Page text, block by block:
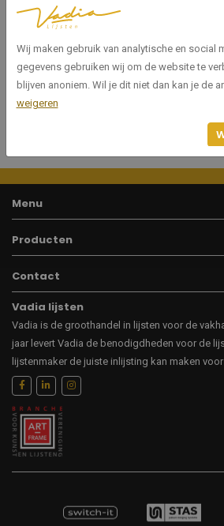
Specificaties
Artikelnummer
Menu
Producten
Contact
Vadia lijsten
Vadia is de groothandel in lijsten voor de
jaar levert Vadia de benodigdheden voor de
lijstenmaker de juiste inlijsting kan maken
Wij maken gebruik van analytische en social
gegevens gebruiken wij om de website te
blijven anoniem. Wil je dit niet dan kan je de
weigeren